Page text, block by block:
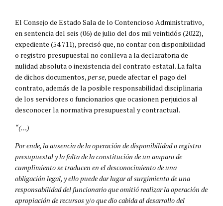
El Consejo de Estado Sala de lo Contencioso Administrativo,
en sentencia del seis (06) de julio del dos mil veintidós (2022),
expediente (54.711), precisó que, no contar con disponibilidad
o registro presupuestal no conlleva a la declaratoria de
nulidad absoluta o inexistencia del contrato estatal. La falta
de dichos documentos,per se, puede afectar el pago del
contrato, además de la posible responsabilidad disciplinaria
de los servidores o funcionarios que ocasionen perjuicios al
desconocer la normativa presupuestal y contractual.
“(…)
Por ende, la ausencia de la operación de disponibilidad o registro
presupuestal y la falta de la constitución de un amparo de
cumplimiento se traducen en el desconocimiento de una
obligación legal, y ello puede dar lugar al surgimiento de una
responsabilidad del funcionario que omitió realizar la operación de
apropiación de recursos y/o que dio cabida al desarrollo del